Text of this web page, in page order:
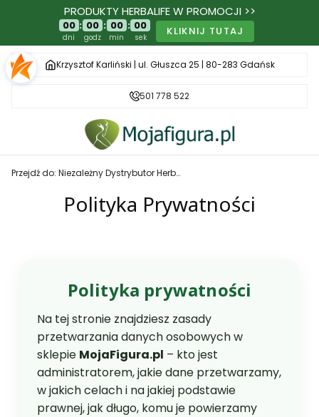
PRODUKTY HERBALIFE W PROMOCJI >>
00
dni
: 00
godz
: 00
min
: 00
sek KLIKNIJ TUTAJ
Krzysztof Karliński | ul. Głuszca 25 | 80-283 Gdańsk
501 778 522
Przejdź do: Niezależny Dystrybutor Herbalife - MojaFigura.pl
Polityka Prywatności
Polityka prywatności
Na tej stronie znajdziesz zasady
przetwarzania danych osobowych w
sklepie MojaFigura.pl – kto jest
administratorem, jakie dane przetwarzamy,
w jakich celach i na jakiej podstawie
prawnej, jak długo, komu je powierzamy